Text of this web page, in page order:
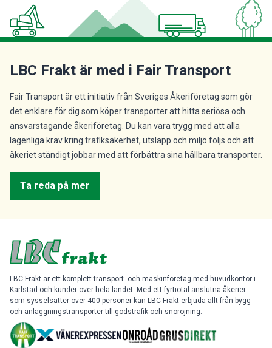
LBC Frakt är med i Fair Transport
Fair Transport är ett initiativ från Sveriges Åkeriföretag som gör
det enklare för dig som köper transporter att hitta seriösa och
ansvarstagande åkeriföretag. Du kan vara trygg med att alla
lagenliga krav kring trafiksäkerhet, utsläpp och miljö följs och att
åkeriet ständigt jobbar med att förbättra sina hållbara transporter.
Ta reda på mer
LBC Frakt är ett komplett transport- och maskinföretag med huvudkontor i
Karlstad och kunder över hela landet. Med ett fyrtiotal anslutna åkerier
som sysselsätter över 400 personer kan LBC Frakt erbjuda allt från bygg-
och anläggningstransporter till godstrafik och snöröjning.